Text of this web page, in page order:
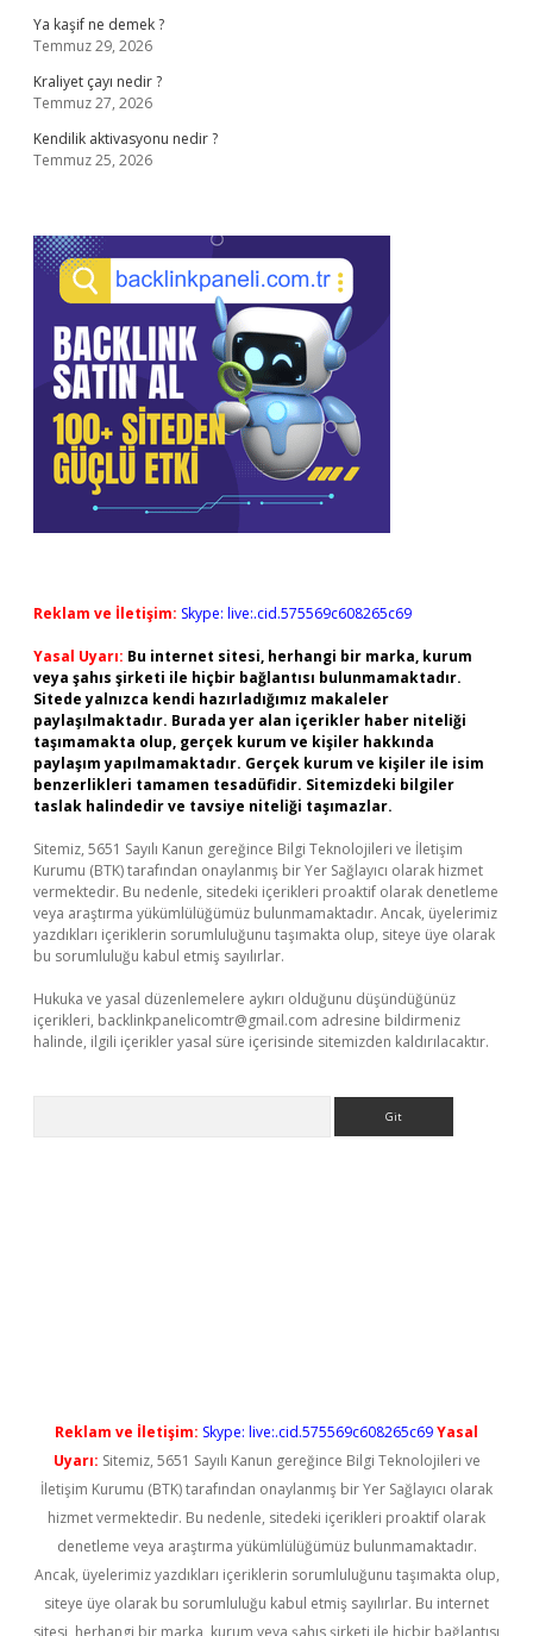
Ya kaşif ne demek ?
Temmuz 29, 2026
Kraliyet çayı nedir ?
Temmuz 27, 2026
Kendilik aktivasyonu nedir ?
Temmuz 25, 2026
Reklam ve İletişim: Skype: live:.cid.575569c608265c69
Yasal Uyarı: Bu internet sitesi, herhangi bir marka, kurum
veya şahıs şirketi ile hiçbir bağlantısı bulunmamaktadır.
Sitede yalnızca kendi hazırladığımız makaleler
paylaşılmaktadır. Burada yer alan içerikler haber niteliği
taşımamakta olup, gerçek kurum ve kişiler hakkında
paylaşım yapılmamaktadır. Gerçek kurum ve kişiler ile isim
benzerlikleri tamamen tesadüfidir. Sitemizdeki bilgiler
taslak halindedir ve tavsiye niteliği taşımazlar.
Sitemiz, 5651 Sayılı Kanun gereğince Bilgi Teknolojileri ve İletişim
Kurumu (BTK) tarafından onaylanmış bir Yer Sağlayıcı olarak hizmet
vermektedir. Bu nedenle, sitedeki içerikleri proaktif olarak denetleme
veya araştırma yükümlülüğümüz bulunmamaktadır. Ancak, üyelerimiz
yazdıkları içeriklerin sorumluluğunu taşımakta olup, siteye üye olarak
bu sorumluluğu kabul etmiş sayılırlar.
Hukuka ve yasal düzenlemelere aykırı olduğunu düşündüğünüz
içerikleri, backlinkpanelicomtr@gmail.com adresine bildirmeniz
halinde, ilgili içerikler yasal süre içerisinde sitemizden kaldırılacaktır.
Reklam ve İletişim: Skype: live:.cid.575569c608265c69Yasal
Uyarı: Sitemiz, 5651 Sayılı Kanun gereğince Bilgi Teknolojileri ve
İletişim Kurumu (BTK) tarafından onaylanmış bir Yer Sağlayıcı olarak
hizmet vermektedir. Bu nedenle, sitedeki içerikleri proaktif olarak
denetleme veya araştırma yükümlülüğümüz bulunmamaktadır.
Ancak, üyelerimiz yazdıkları içeriklerin sorumluluğunu taşımakta olup,
siteye üye olarak bu sorumluluğu kabul etmiş sayılırlar. Bu internet
sitesi, herhangi bir marka, kurum veya şahıs şirketi ile hiçbir bağlantısı